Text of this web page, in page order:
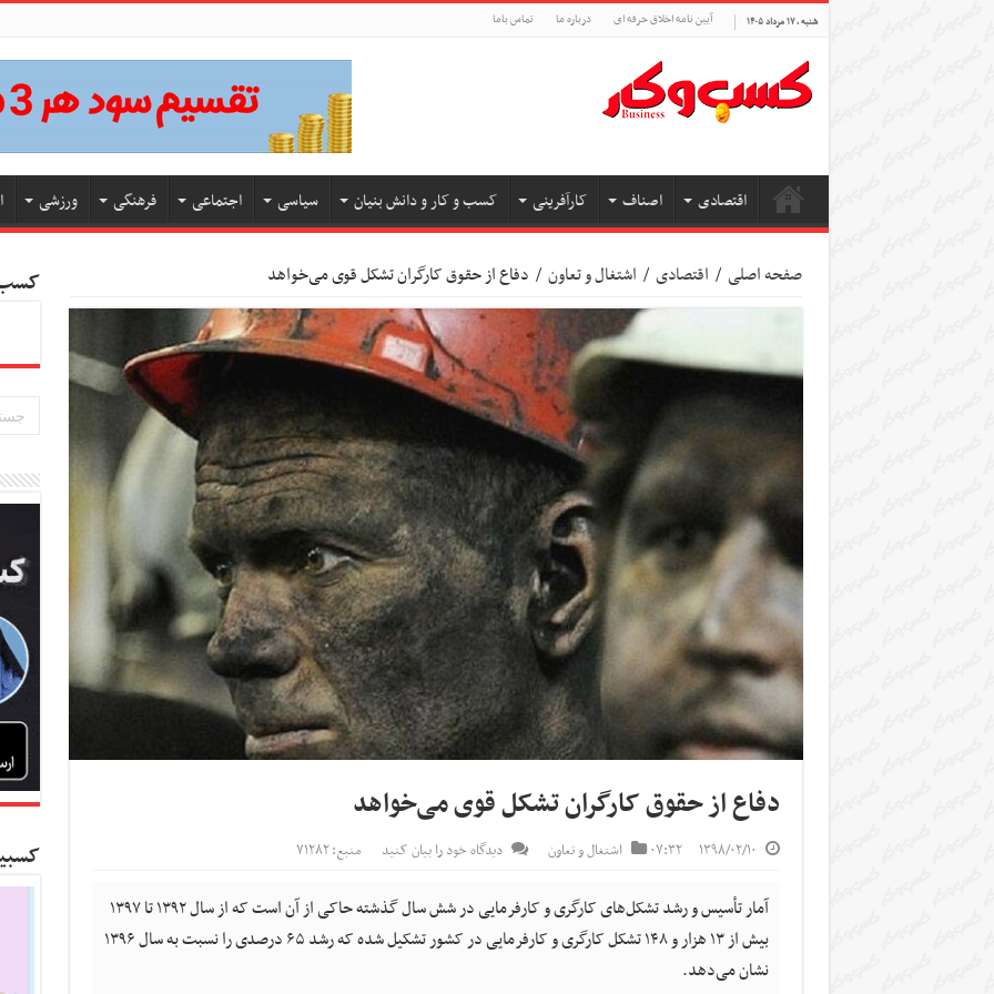
شنبه , ۱۷ مرداد ۱۴۰۵ آیین نامه اخلاق حرفه ای درباره ما تماس باما
اقتصادی اصناف کارآفرینی کسب و کار و دانش بنیان سیاسی اجتماعی فرهنگی ورزشی
صفحه اصلی / اقتصادی / اشتغال و تعاون / دفاع از حقوق کارگران تشکل قوی می‌خواهد
دفاع از حقوق کارگران تشکل قوی می‌خواهد
۱۳۹۸/۰۲/۱۰ ۰۷:۳۲ اشتغال و تعاون دیدگاه خود را بیان کنید منبع: ۷۱۲۸۲
آمار تأسیس و رشد تشکل‌های کارگری و کارفرمایی در شش سال گذشته حاکی از آن است که از سال ۱۳۹۲ تا ۱۳۹۷
بیش از ۱۳ هزار و ۱۴۸ تشکل کارگری و کارفرمایی در کشور تشکیل شده که رشد ۶۵ درصدی را نسبت به سال ۱۳۹۶
نشان می‌دهد.
کسب